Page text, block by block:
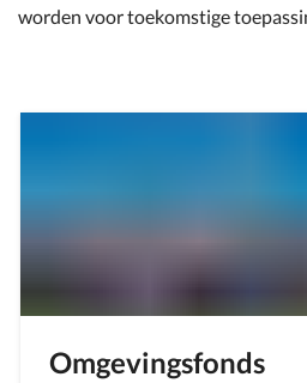
worden voor toekomstige
Omgevingsfonds